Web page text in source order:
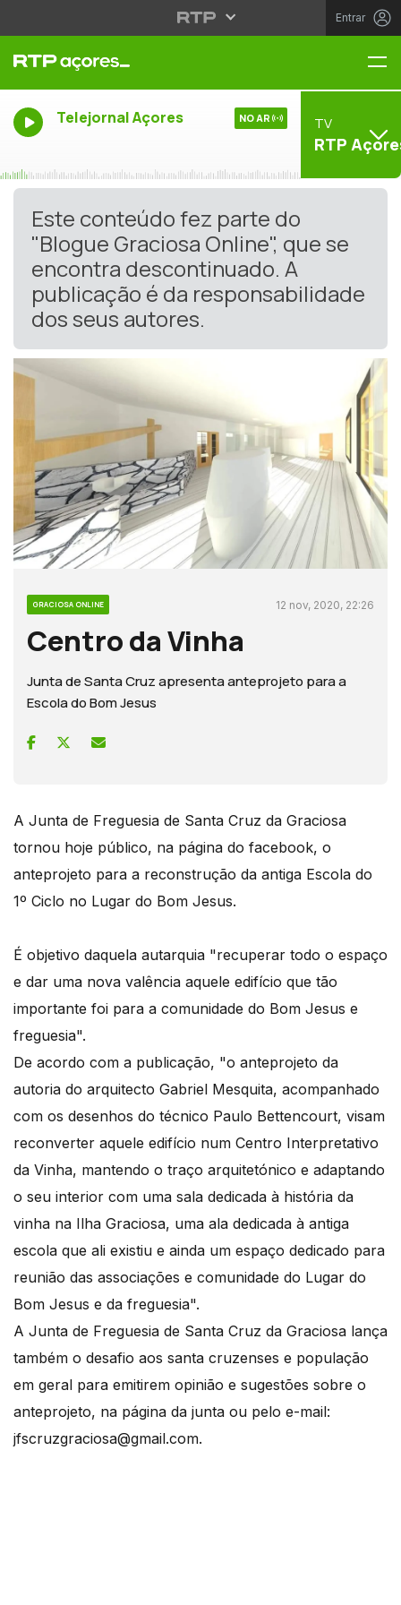
Entrar
Telejornal Açores NO AR TV
RTP
Este conteúdo fez parte do
"Blogue Graciosa Online", que se
encontra descontinuado. A
publicação é da responsabilidade
dos seus autores.
GRACIOSA ONLINE 12 nov, 2020, 22:26
Centro da Vinha
Junta de Santa Cruz apresenta anteprojeto para a
Escola do Bom Jesus
A Junta de Freguesia de Santa Cruz da Graciosa
tornou hoje público, na página do facebook, o
anteprojeto para a reconstrução da antiga Escola do
1º Ciclo no Lugar do Bom Jesus.
É objetivo daquela autarquia "recuperar todo o espaço
e dar uma nova valência aquele edifício que tão
importante foi para a comunidade do Bom Jesus e
freguesia".
De acordo com a publicação, "o anteprojeto da
autoria do arquitecto Gabriel Mesquita, acompanhado
com os desenhos do técnico Paulo Bettencourt, visam
reconverter aquele edifício num Centro Interpretativo
da Vinha, mantendo o traço arquitetónico e adaptando
o seu interior com uma sala dedicada à história da
vinha na Ilha Graciosa, uma ala dedicada à antiga
escola que ali existiu e ainda um espaço dedicado para
reunião das associações e comunidade do Lugar do
Bom Jesus e da freguesia".
A Junta de Freguesia de Santa Cruz da Graciosa lança
também o desafio aos santa cruzenses e população
em geral para emitirem opinião e sugestões sobre o
anteprojeto, na página da junta ou pelo e-mail:
jfscruzgraciosa@gmail.com.